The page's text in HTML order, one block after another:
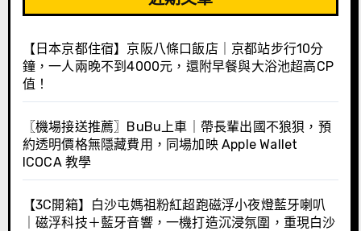
【日本京都住宿】京阪八條口飯店｜京都站步行10分
鐘，一人兩晚不到4000元，還附早餐與大浴池超高CP
值！
〖機場接送推薦〗BuBu上車｜帶長輩出國不狼狽，預
約透明價格無隱藏費用，同場加映 Apple Wallet
ICOCA 教學
【3C開箱】白沙屯媽祖粉紅超跑磁浮小夜燈藍牙喇叭
｜磁浮科技＋藍牙音響，一機打造沉浸氛圍，重現白沙